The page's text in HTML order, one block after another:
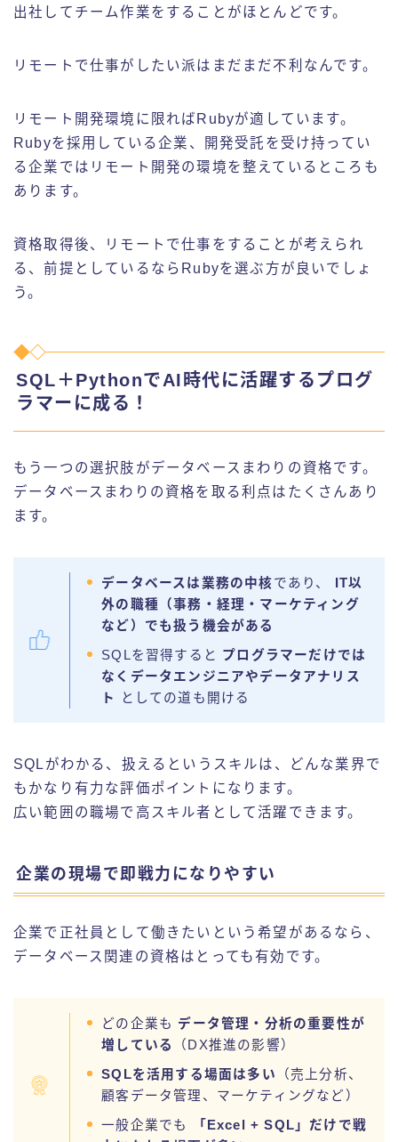
出社してチーム作業をすることがほとんどです。
リモートで仕事がしたい派はまだまだ不利なんです。
リモート開発環境に限ればRubyが適しています。
Rubyを採用している企業、開発受託を受け持ってい
る企業ではリモート開発の環境を整えているところも
あります。
資格取得後、リモートで仕事をすることが考えられ
る、前提としているならRubyを選ぶ方が良いでしょ
う。
SQL＋PythonでAI時代に活躍するプログ
ラマーに成る！
もう一つの選択肢がデータベースまわりの資格です。
データベースまわりの資格を取る利点はたくさんあり
ます。
データベースは業務の中核であり、 IT以
外の職種（事務・経理・マーケティング
など）でも扱う機会がある
SQLを習得すると プログラマーだけでは
なくデータエンジニアやデータアナリス
ト
としての道も開ける
SQLがわかる、扱えるというスキルは、どんな業界で
もかなり有力な評価ポイントになります。
広い範囲の職場で高スキル者として活躍できます。
企業の現場で即戦力になりやすい
企業で正社員として働きたいという希望があるなら、
データベース関連の資格はとっても有効です。
どの企業も データ管理・分析の重要性が
増している
（DX推進の影響）
SQLを活用する場面は多い
（売上分析、
顧客データ管理、マーケティングなど）
一般企業でも
「Excel + SQL」だけで戦